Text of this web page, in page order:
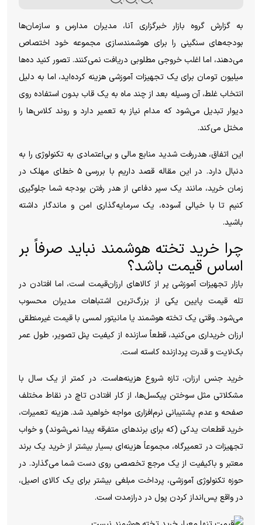
به گزارش گروه بازار خبرگزاری آنا، مدیران مدارس و سازمان‌ها
بودجه‌های سنگینی را برای هوشمندسازی مجموعه خود اختصاص
می‌دهند، اما اغلب خروجی مطلوبی دریافت نمی‌کنند. تصور کنید ده‌ها
میلیون تومان برای یک تجهیزات آموزشی هزینه کرده‌اید، اما به دلیل
انتخاب غلط، آن وسیله بعد از چند ماه به یک قاب بدون استفاده روی
دیوار تبدیل می‌شود که مدام نیاز به تعمیر دارد و روند کلاس‌ها را
مختل می‌کند.
این اتفاق، هدررفت شدید منابع مالی و بی‌اعتمادی به تکنولوژی را به
دنبال دارد. در این مقاله قصد داریم با بررسی ۵ خطای مهلک در
زمان خرید، مانند یک سپر دفاعی از هدر رفتن بودجه شما جلوگیری
کنیم تا با خیالی آسوده، یک سرمایه‌گذاری امن و ماندگار داشته
باشید.
چرا خرید تخته هوشمند نباید صرفاً بر
اساس قیمت باشد؟
بازار تجهیزات آموزشی پر از کالاهای ارزان‌قیمت است، اما افتادن در
تله قیمت پایین یکی از بزرگ‌ترین اشتباهات مدیران محسوب
می‌شود. وقتی یک تخته هوشمند یا مانیتور لمسی با قیمت غیرمنطقی
ارزان خریداری می‌کنید، قطعاً سازنده از کیفیت پنل تصویر، طول عمر
بک‌لایت و قدرت پردازنده کاسته است.
خرید جنس ارزان، تازه شروع هزینه‌هاست. در کمتر از یک سال با
مشکلاتی مثل سوختن پیکسل‌ها، از کار افتادن تاچ در نقاط مختلف
صفحه و عدم پشتیبانی نرم‌افزاری مواجه خواهید شد. هزینه تعمیرات،
خرید قطعات یدکی (که برای برندهای متفرقه پیدا نمی‌شوند) و خواب
تجهیزات در تعمیرگاه، مجموعاً هزینه‌ای بسیار بیشتر از خرید یک برند
معتبر و باکیفیت از یک مرجع تخصصی روی دست شما می‌گذارد. در
حوزه تکنولوژی آموزشی، پرداخت مبلغی بیشتر برای یک کالای اصیل،
در واقع پس‌انداز کردن پول در درازمدت است.